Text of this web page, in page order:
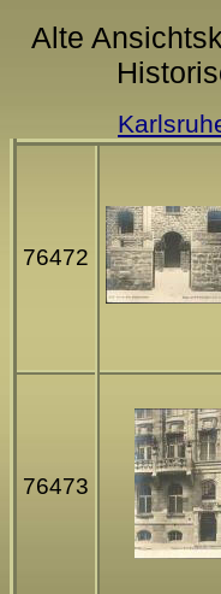
Alte
76472
76473